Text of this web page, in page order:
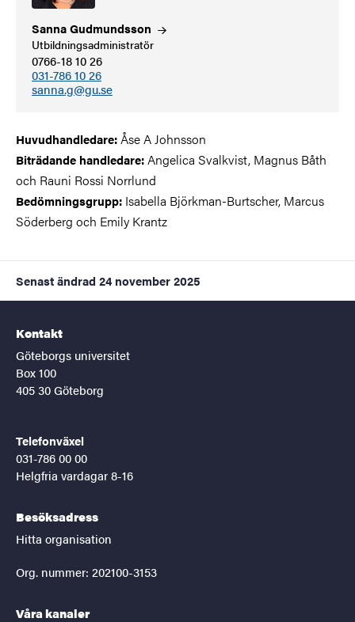
SannaGudmundsson
Utbildningsadministratör
0766-18 10 26
031-786 10 26
sanna.g@gu.se
Huvudhandledare:Åse A Johnsson
Biträdande handledare:Angelica Svalkvist, Magnus Båth
och Rauni Rossi Norrlund
Bedömningsgrupp: Isabella Björkman-Burtscher, Marcus
Söderberg och Emily Krantz
Senast ändrad 24 november 2025
Kontakt
Göteborgs universitet
Box 100
405 30 Göteborg
Telefonväxel
031-786 00 00
Helgfria vardagar 8-16
Besöksadress
Hitta organisation
Org. nummer: 202100-3153
Våra kanaler